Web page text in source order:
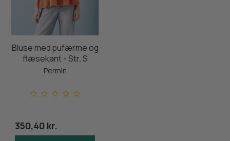
Bluse med pufærme og
flæsekant - Str. S
Permin
350,40 kr.